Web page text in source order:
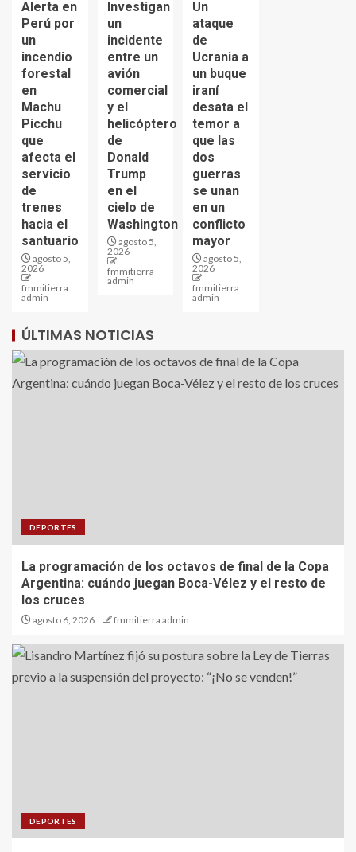
Alerta en
Perú por
un
incendio
forestal
en
Machu
Picchu
que
afecta el
servicio
de
trenes
hacia el
santuario
agosto 5,
2026
fmmitierra
admin
Investigan
un
incidente
entre un
avión
comercial
y el
helicóptero
de
Donald
Trump
en el
cielo de
Washington
agosto 5,
2026
fmmitierra
admin
Un
ataque
de
Ucrania a
un buque
iraní
desata el
temor a
que las
dos
guerras
se unan
en un
conflicto
mayor
agosto 5,
2026
fmmitierra
admin
ÚLTIMAS NOTICIAS
DEPORTES
La programación de los octavos de final de la Copa
Argentina: cuándo juegan Boca-Vélez y el resto de
los cruces
agosto 6, 2026 fmmitierra admin
DEPORTES